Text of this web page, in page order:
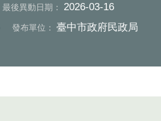
最後異動日期： 2026-03-16
發布單位： 臺中市政府民政局